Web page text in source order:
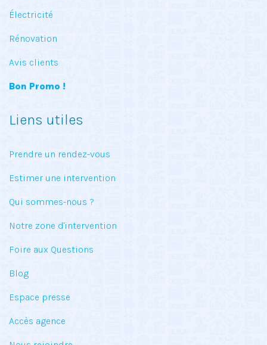
Électricité
Rénovation
Avis clients
Bon Promo !
Liens utiles
Prendre un rendez-vous
Estimer une intervention
Qui sommes-nous ?
Notre zone d'intervention
Foire aux Questions
Blog
Espace presse
Accès agence